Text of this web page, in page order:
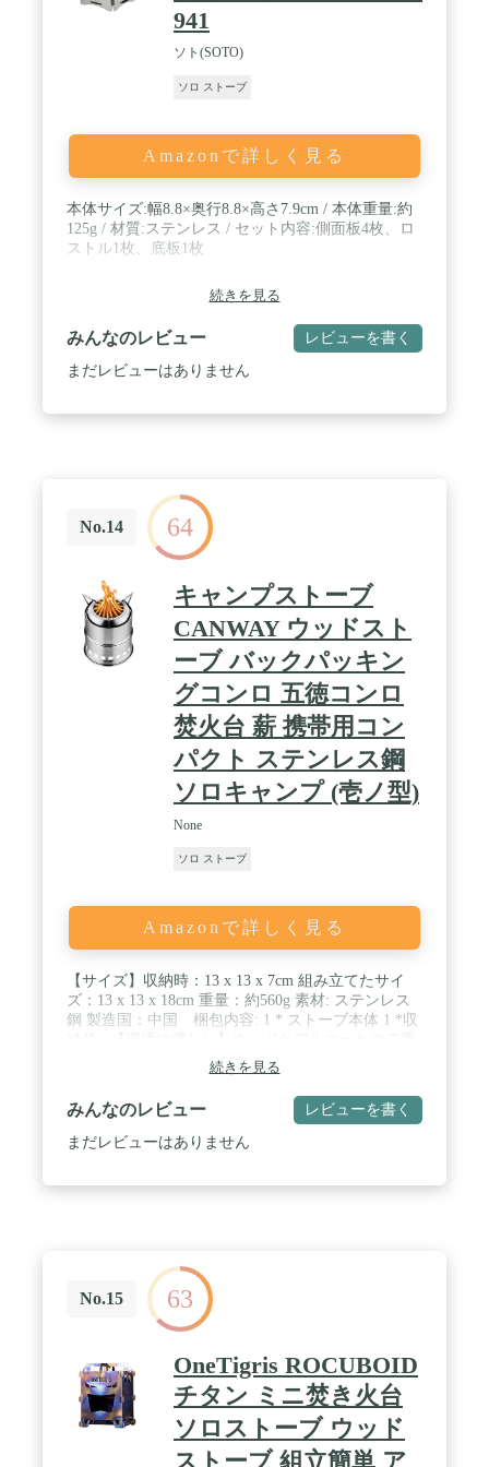
941
ソト(SOTO)
ソロ ストーブ
Amazonで詳しく見る
本体サイズ:幅8.8×奥行8.8×高さ7.9cm / 本体重量:約
125g / 材質:ステンレス / セット内容:側面板4枚、ロ
ストル1枚、底板1枚
続きを見る
みんなのレビュー レビューを書く
まだレビューはありません
No.14 64
キャンプストーブ
CANWAY ウッドスト
ーブ バックパッキン
グコンロ 五徳コンロ
焚火台 薪 携帯用コン
パクト ステンレス鋼
ソロキャンプ (壱ノ型)
None
ソロ ストーブ
Amazonで詳しく見る
【サイズ】収納時：13 x 13 x 7cm 組み立てたサイ
ズ：13 x 13 x 18cm 重量：約560g 素材: ステンレス
鋼 製造国：中国 梱包内容: 1 * ストーブ本体 1 *収
使用キャンプストーブ。火吹き棒付きのため、重く
て高価の燃料を購入して運ぶ必要はなく、簡単に収
集できる枝、葉、薪などを燃料として焚くことがで
きます。ご利用後に、燃えた灰を肥料として土壌に
戻すことができます。 / 【高効率二次燃焼が実現】
/ 【持ち運び便利】燃料不要のおかげで、飛行機、
新幹線、高鉄などのセキュリティ検査を心配が必要
なく、どこでも連れて行けます。
続きを見る
みんなのレビュー レビューを書く
まだレビューはありません
No.15 63
OneTigris ROCUBOID
チタン ミニ焚き火台
ソロストーブ ウッド
ストーブ 組立簡単 ア